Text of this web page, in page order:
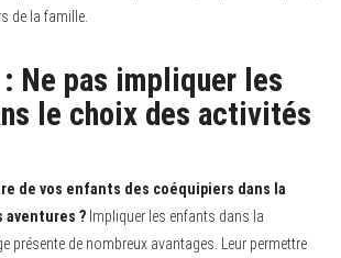
de la famille.
: Ne pas impliquer les
le choix des activités
de vos enfants des coéquipiers dans la
aventures ? Impliquer les enfants dans la
présente de nombreux avantages. Leur permettre